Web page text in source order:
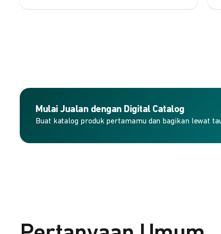
Mulai Jualan dengan Digital Catalog
Buat katalog produk pertamamu dan bagikan lewat